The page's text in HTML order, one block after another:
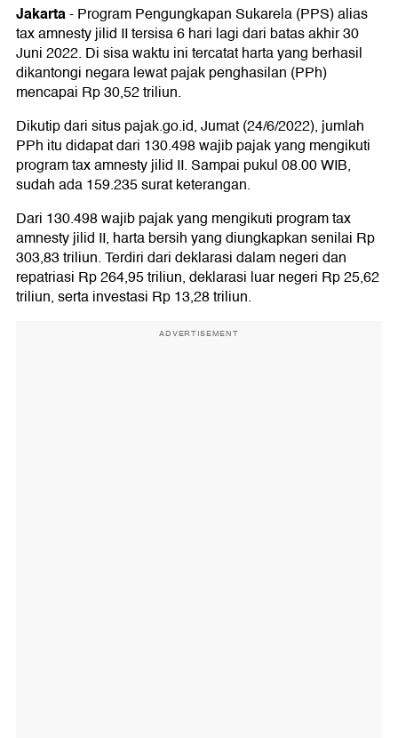
Jakarta-Program Pengungkapan Sukarela (PPS) alias
tax amnesty jilid II tersisa 6 hari lagi dari batas akhir 30
Juni 2022. Di sisa waktu ini tercatat harta yang berhasil
dikantongi negara lewat pajak penghasilan (PPh)
mencapai Rp 30,52 triliun.
Dikutip dari situs pajak.go.id, Jumat (24/6/2022), jumlah
PPh itu didapat dari 130.498 wajib pajak yang mengikuti
program tax amnesty jilid II. Sampai pukul 08.00 WIB,
sudah ada 159.235 surat keterangan.
Dari 130.498 wajib pajak yang mengikuti program tax
amnesty jilid II, harta bersih yang diungkapkan senilai Rp
303,83 triliun. Terdiri dari deklarasi dalam negeri dan
repatriasi Rp 264,95 triliun, deklarasi luar negeri Rp 25,62
triliun, serta investasi Rp 13,28 triliun.
ADVERTISEMENT